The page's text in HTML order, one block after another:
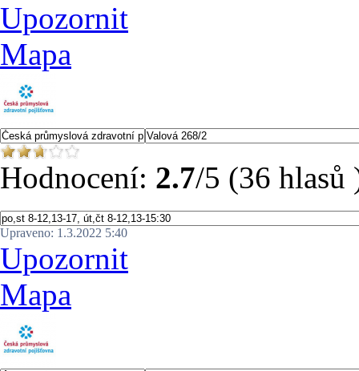
Upozornit
Mapa
Hodnocení: 2.7/5 (36 hlasů
Upraveno: 1.3.2022 5:40
Upozornit
Mapa